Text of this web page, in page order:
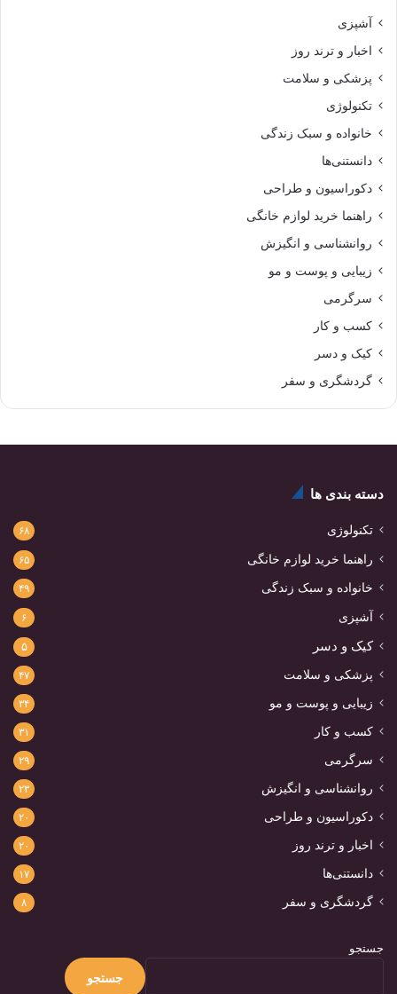
آشپزی
اخبار و ترند روز
پزشکی و سلامت
تکنولوژی
خانواده و سبک زندگی
دانستنی‌ها
دکوراسیون و طراحی
راهنما خرید لوازم خانگی
روانشناسی و انگیزش
زیبایی و پوست و مو
سرگرمی
کسب و کار
کیک و دسر
گردشگری و سفر
دسته بندی ها
تکنولوژی ۶۸
راهنما خرید لوازم خانگی ۶۵
خانواده و سبک زندگی ۴۹
آشپزی ۶
کیک و دسر ۵
پزشکی و سلامت ۴۷
زیبایی و پوست و مو ۳۴
کسب و کار ۳۱
سرگرمی ۲۹
روانشناسی و انگیزش ۲۳
دکوراسیون و طراحی ۲۰
اخبار و ترند روز ۲۰
دانستنی‌ها ۱۷
گردشگری و سفر ۸
جستجو
جستجو